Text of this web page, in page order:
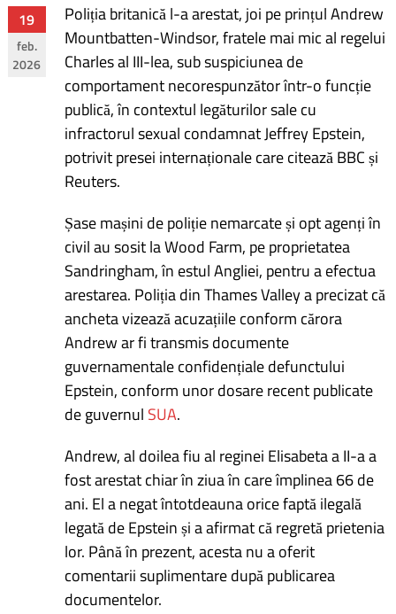
19
feb.
2026
Poliția britanică l-a arestat, joi pe prințul Andrew
Mountbatten-Windsor, fratele mai mic al regelui
Charles al III-lea, sub suspiciunea de
comportament necorespunzător într-o funcție
publică, în contextul legăturilor sale cu
infractorul sexual condamnat Jeffrey Epstein,
potrivit presei internaționale care citează BBC și
Reuters.
Șase mașini de poliție nemarcate și opt agenți în
civil au sosit la Wood Farm, pe proprietatea
Sandringham, în estul Angliei, pentru a efectua
arestarea. Poliția din Thames Valley a precizat că
ancheta vizează acuzațiile conform cărora
Andrew ar fi transmis documente
guvernamentale confidențiale defunctului
Epstein, conform unor dosare recent publicate
de guvernul SUA.
Andrew, al doilea fiu al reginei Elisabeta a II-a a
fost arestat chiar în ziua în care împlinea 66 de
ani. El a negat întotdeauna orice faptă ilegală
legată de Epstein și a afirmat că regretă prietenia
lor. Până în prezent, acesta nu a oferit
comentarii suplimentare după publicarea
documentelor.
Navigare
în
articole